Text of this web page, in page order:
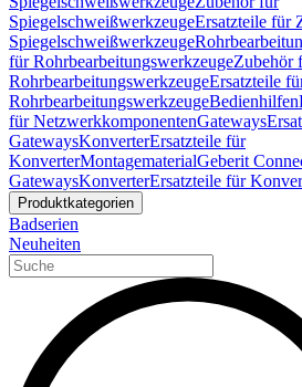
SpiegelschweißwerkzeugeErsatzteile für
Spiegelschweißwerkzeuge
für RohrbearbeitungswerkzeugeZubehör
RohrbearbeitungswerkzeugeErsatzteile
RohrbearbeitungswerkzeugeBedienhilfen
für NetzwerkkomponentenGateways
GatewaysKonverterErsatzteile für
KonverterMontagematerialGeberit
GatewaysKonverterErsatzteile für
Produktkategorien
Badserien
Neuheiten